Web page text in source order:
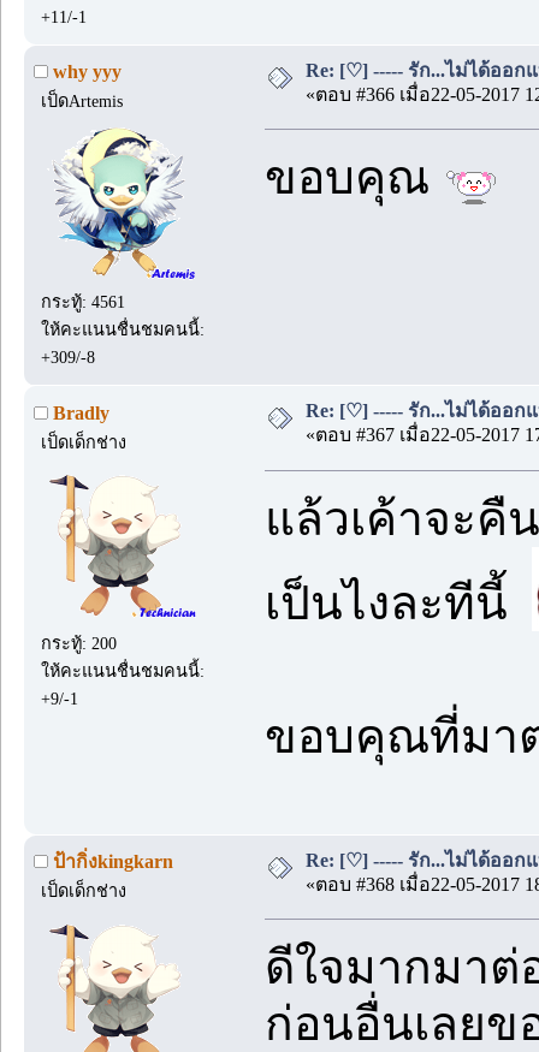
+11/-1
why yyy
เป็ดArtemis
กระทู้: 4561
ให้คะแนนชื่นชมคนนี้:
+309/-8
Re: [♡] ----- รัก...ไม่ได้ออกแ
«ตอบ #366 เมื่อ22-05-2017
ขอบคุณ
Bradly
เป็ดเด็กช่าง
กระทู้: 200
ให้คะแนนชื่นชมคนนี้:
+9/-1
Re: [♡] ----- รัก...ไม่ได้ออกแ
«ตอบ #367 เมื่อ22-05-2017
แล้วเค้าจะคื
เป็นไงละทีนี้
ขอบคุณที่มา
ป้ากิ่งkingkarn
เป็ดเด็กช่าง
Re: [♡] ----- รัก...ไม่ได้ออกแ
«ตอบ #368 เมื่อ22-05-2017
ดีใจมากมาต่
ก่อนอื่นเลยข